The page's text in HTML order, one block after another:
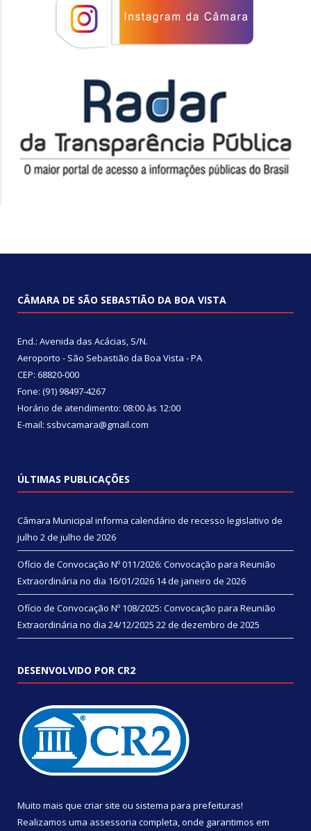
CÂMARA DE SÃO SEBASTIÃO DA BOA VISTA
End.: Avenida das Acácias, S/N.
Aeroporto - São Sebastião da Boa Vista - PA
CEP: 68820-000
Fone: (91) 98497-4267
Horário de atendimento: 08:00 às 12:00
E-mail: ssbvcamara@gmail.com
ÚLTIMAS PUBLICAÇÕES
Câmara Municipal informa calendário de recesso legislativo de
julho 2 de julho de 2026
Ofício de Convocação Nº 011/2026: Convocação para Reunião
Extraordinária no dia 16/01/2026 14 de janeiro de 2026
Ofício de Convocação Nº 108/2025: Convocação para Reunião
Extraordinária no dia 24/12/2025 22 de dezembro de 2025
DESENVOLVIDO POR CR2
Muito mais que criar site ou sistema para prefeituras!
Realizamos uma assessoria completa, onde garantimos em